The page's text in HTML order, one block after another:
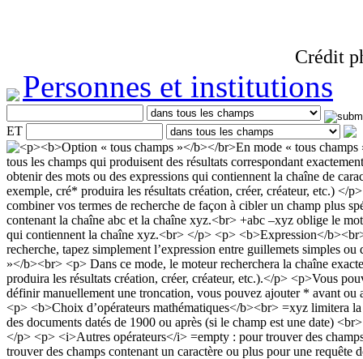
Crédit
Personnes et institutions
ET